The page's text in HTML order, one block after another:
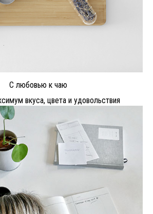
С любовью к чаю
вкуса, цвета и удовольствия